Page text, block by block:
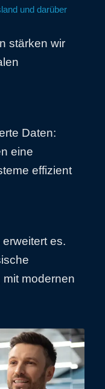
und darüber
stärken wir
Daten:
eine
effizient
es.
mit modernen